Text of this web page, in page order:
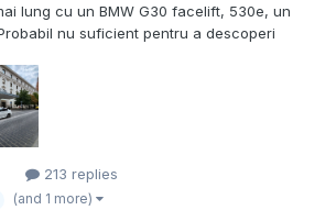
lung cu un BMW G30 facelift, 530e, un
nu suficient pentru a descoperi
împărtășesc aici. Aș începe cu ce nu mi-a
la mașină....
213 replies
(and 1 more)